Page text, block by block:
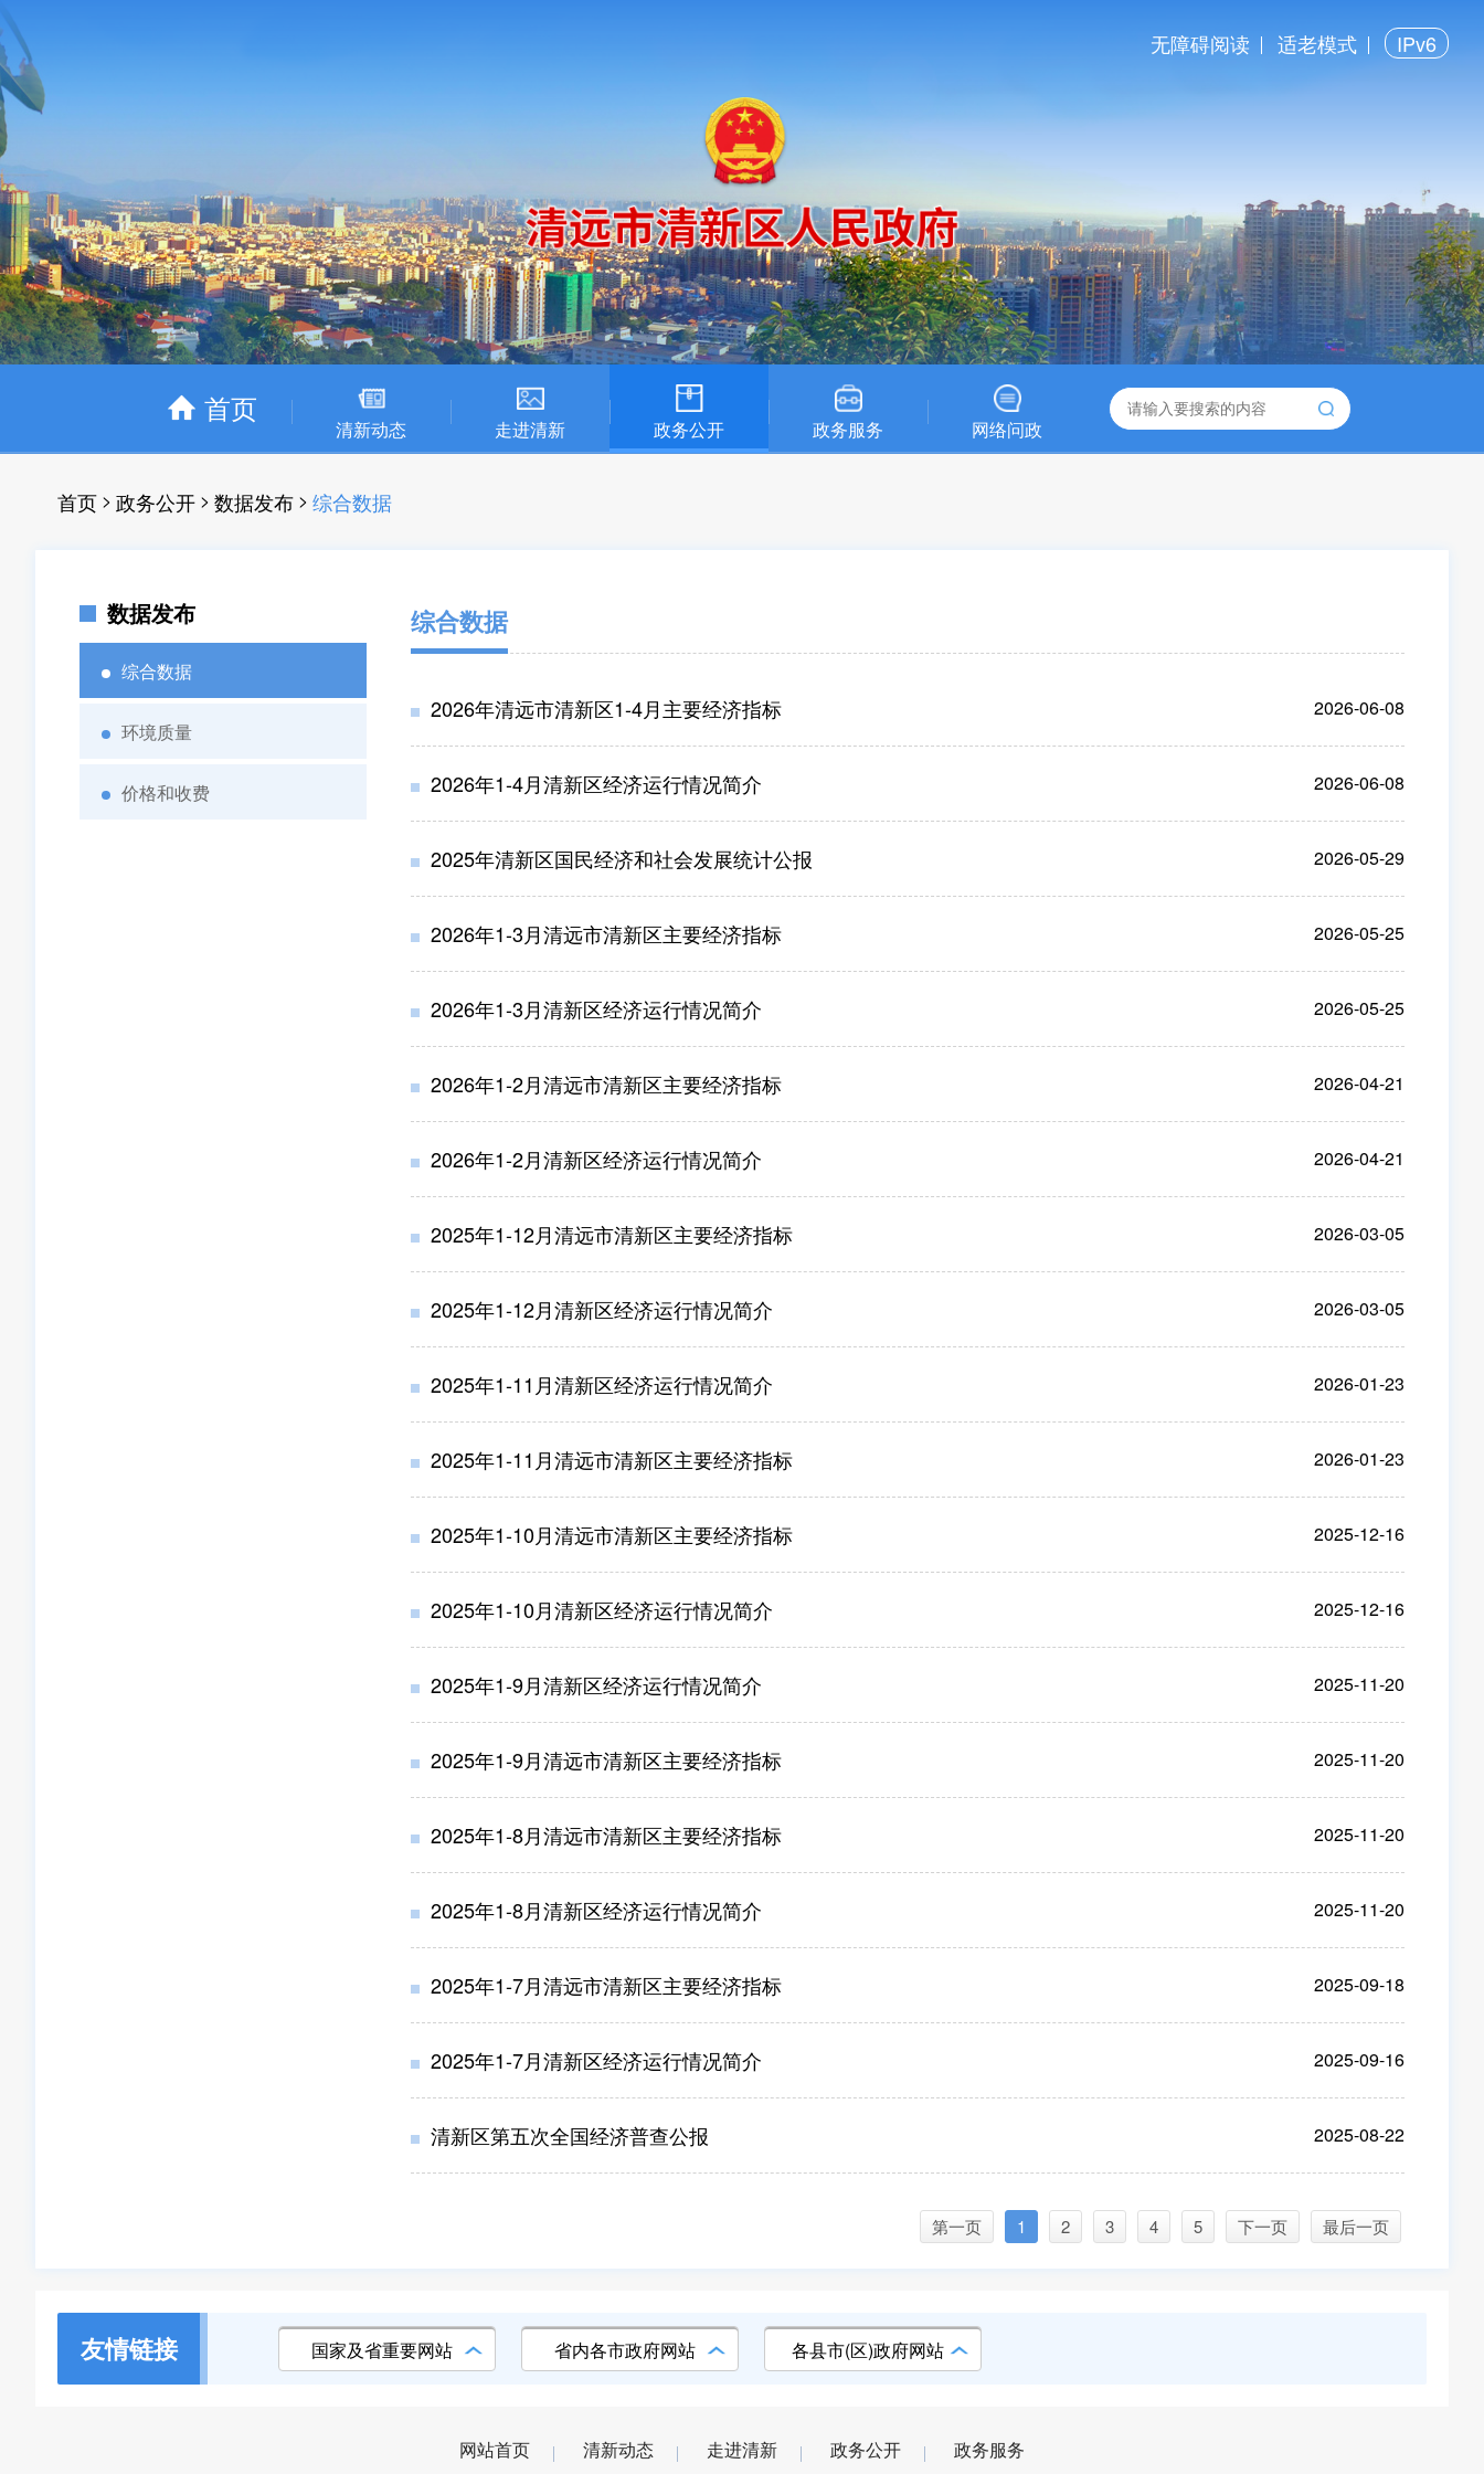
无障碍阅读 适老模式 IPv6
首页
清新动态 走进清新 政务公开 政务服务 网络问政
首页 > 政务公开 > 数据发布 > 综合数据
数据发布
综合数据
环境质量
价格和收费
综合数据
2026年清远市清新区1-4月主要经济指标 2026-06-08
2026年1-4月清新区经济运行情况简介 2026-06-08
2025年清新区国民经济和社会发展统计公报 2026-05-29
2026年1-3月清远市清新区主要经济指标 2026-05-25
2026年1-3月清新区经济运行情况简介 2026-05-25
2026年1-2月清远市清新区主要经济指标 2026-04-21
2026年1-2月清新区经济运行情况简介 2026-04-21
2025年1-12月清远市清新区主要经济指标 2026-03-05
2025年1-12月清新区经济运行情况简介 2026-03-05
2025年1-11月清新区经济运行情况简介 2026-01-23
2025年1-11月清远市清新区主要经济指标 2026-01-23
2025年1-10月清远市清新区主要经济指标 2025-12-16
2025年1-10月清新区经济运行情况简介 2025-12-16
2025年1-9月清新区经济运行情况简介 2025-11-20
2025年1-9月清远市清新区主要经济指标 2025-11-20
2025年1-8月清远市清新区主要经济指标 2025-11-20
2025年1-8月清新区经济运行情况简介 2025-11-20
2025年1-7月清远市清新区主要经济指标 2025-09-18
2025年1-7月清新区经济运行情况简介 2025-09-16
清新区第五次全国经济普查公报 2025-08-22
第一页 1 2 3 4 5 下一页 最后一页
友情链接 国家及省重要网站 省内各市政府网站 各县市(区)政府网站
网站首页 清新动态 走进清新 政务公开 政务服务